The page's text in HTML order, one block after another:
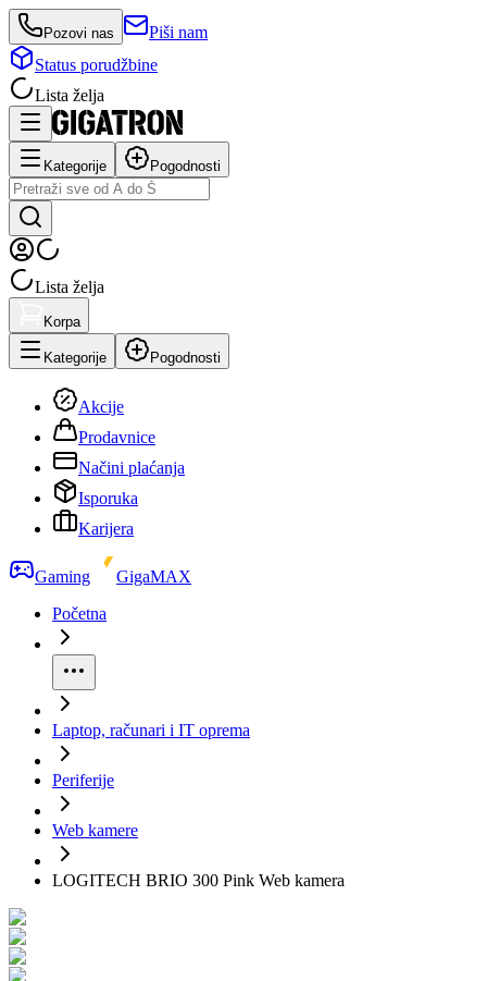
Pozovi nas
Piši nam
Status porudžbine
Lista želja
Kategorije Pogodnosti
Lista želja
Korpa
Kategorije Pogodnosti
Akcije
Prodavnice
Načini plaćanja
Isporuka
Karijera
Gaming
GigaMAX
Početna
Laptop, računari i IT oprema
Periferije
Web kamere
LOGITECH BRIO 300 Pink Web kamera